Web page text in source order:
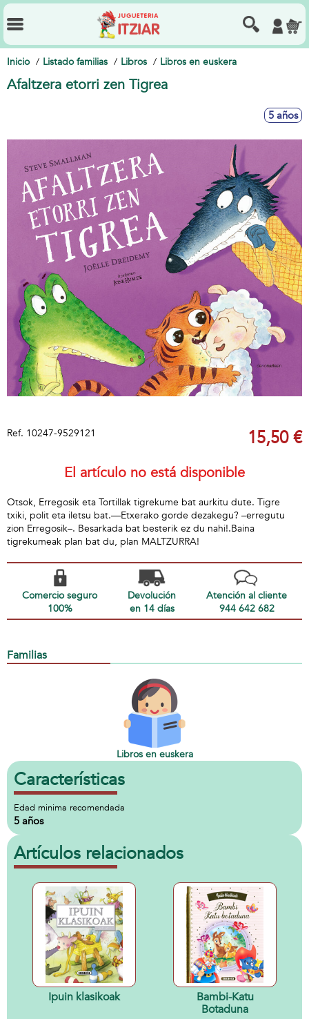
Inicio Listado familias Libros Libros en euskera
Afaltzera etorri zen Tigrea
5 años
Ref. 10247-9529121 15,50 €
El artículo no está disponible
Otsok, Erregosik eta Tortillak tigrekume bat aurkitu dute. Tigre
txiki, polit eta iletsu bat.—Etxerako gorde dezakegu? –erregutu
zion Erregosik–. Besarkada bat besterik ez du nahi!.Baina
tigrekumeak plan bat du, plan MALTZURRA!
Comercio seguro
100%
Devolución
en 14 días
Atención al cliente
944 642 682
Familias
Libros en euskera
Características
Edad minima recomendada
5 años
Artículos relacionados
Ipuin klasikoak
Bambi-Katu
Botaduna